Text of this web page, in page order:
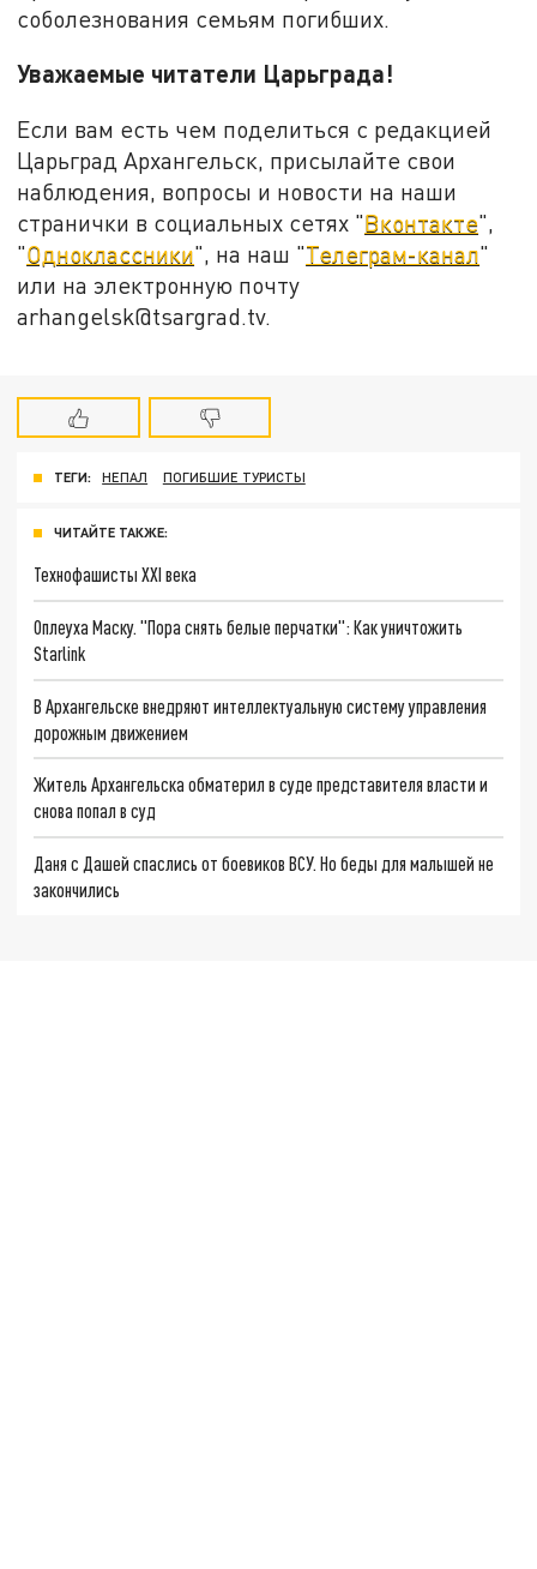
соболезнования семьям погибших.
Уважаемые читатели Царьграда!
Если вам есть чем поделиться с редакцией
Царьград Архангельск, присылайте свои
наблюдения, вопросы и новости на наши
странички в социальных сетях "Вконтакте",
"Одноклассники", на наш "Телеграм-канал"
или на электронную почту
arhangelsk@tsargrad.tv.
ТЕГИ: НЕПАЛ ПОГИБШИЕ ТУРИСТЫ
ЧИТАЙТЕ ТАКЖЕ:
Технофашисты XXI века
Оплеуха Маску. "Пора снять белые перчатки": Как уничтожить
Starlink
В Архангельске внедряют интеллектуальную систему управления
дорожным движением
Житель Архангельска обматерил в суде представителя власти и
снова попал в суд
Даня с Дашей спаслись от боевиков ВСУ. Но беды для малышей не
закончились